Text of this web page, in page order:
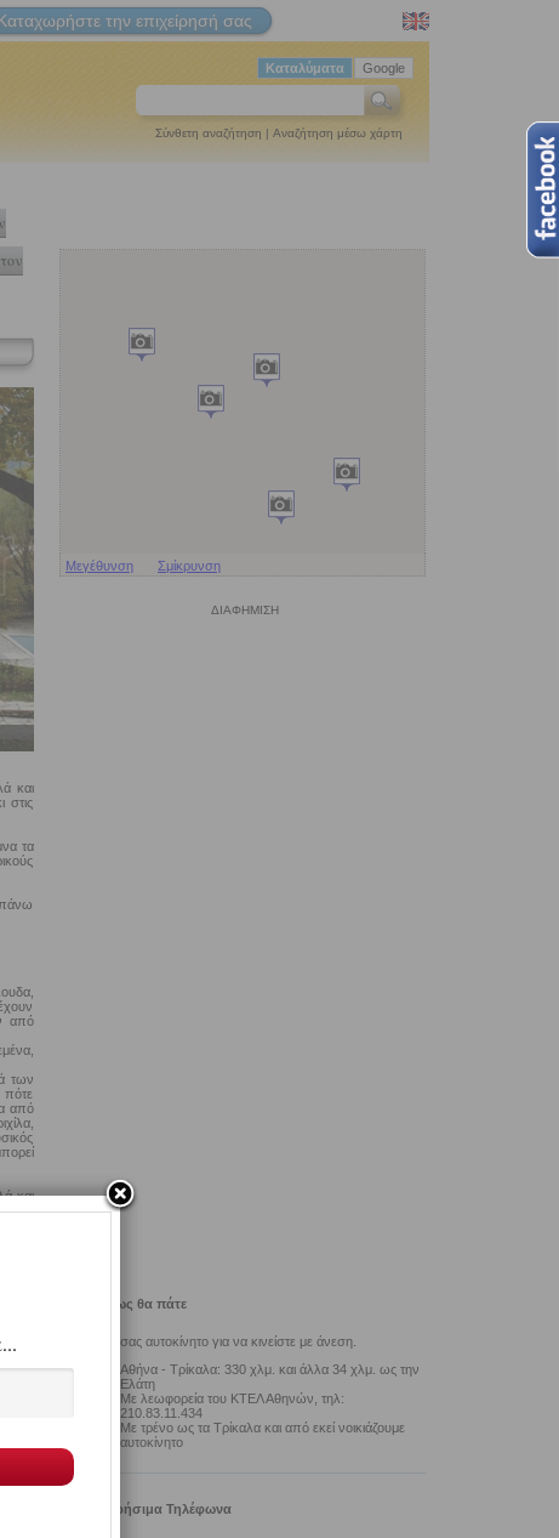
την επιχείρησή σας
Google
Καταλύματα
Σύνθετη αναζήτηση | Αναζήτηση μέσω χάρτη
και
στις
τα
πάνω
από
των
από
και
του
Μεγέθυνση Σμίκρυνση
ΔΙΑΦΗΜΙΣΗ
Πως θα πάτε
Με δικό σας αυτοκίνητο για να κινείστε με άνεση.
Αθήνα - Τρίκαλα: 330 χλμ. και άλλα 34 χλμ. ως την
Ελάτη
Με λεωφορεία του ΚΤΕΛ Αθηνών, τηλ:
210.83.11.434
Με τρένο ως τα Τρίκαλα και από εκεί νοικιάζουμε
αυτοκίνητο
Χρήσιμα Τηλέφωνα